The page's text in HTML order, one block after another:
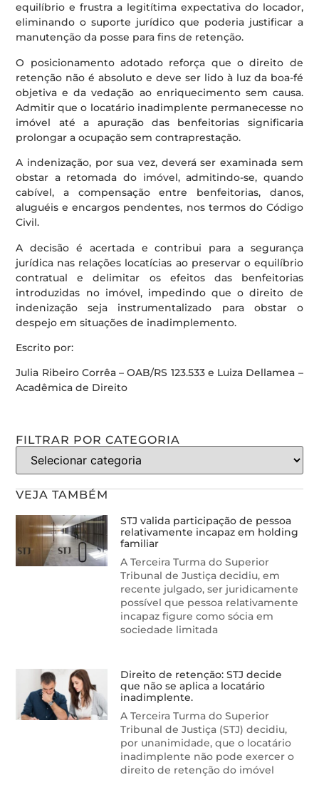
equilíbrio e frustra a legitítima expectativa do locador,
eliminando o suporte jurídico que poderia justificar a
manutenção da posse para fins de retenção.
O posicionamento adotado reforça que o direito de
retenção não é absoluto e deve ser lido à luz da boa-fé
objetiva e da vedação ao enriquecimento sem causa.
Admitir que o locatário inadimplente permanecesse no
imóvel até a apuração das benfeitorias significaria
prolongar a ocupação sem contraprestação.
A indenização, por sua vez, deverá ser examinada sem
obstar a retomada do imóvel, admitindo-se, quando
cabível, a compensação entre benfeitorias, danos,
aluguéis e encargos pendentes, nos termos do Código
Civil.
A decisão é acertada e contribui para a segurança
jurídica nas relações locatícias ao preservar o equilíbrio
contratual e delimitar os efeitos das benfeitorias
introduzidas no imóvel, impedindo que o direito de
indenização seja instrumentalizado para obstar o
despejo em situações de inadimplemento.
Escrito por:
Julia Ribeiro Corrêa – OAB/RS 123.533 e Luiza Dellamea –
Acadêmica de Direito
FILTRAR POR CATEGORIA
VEJA TAMBÉM
STJ valida participação de pessoa
relativamente incapaz em holding
familiar
A Terceira Turma do Superior
Tribunal de Justiça decidiu, em
recente julgado, ser juridicamente
possível que pessoa relativamente
incapaz figure como sócia em
sociedade limitada
Direito de retenção: STJ decide
que não se aplica a locatário
inadimplente.
A Terceira Turma do Superior
Tribunal de Justiça (STJ) decidiu,
por unanimidade, que o locatário
inadimplente não pode exercer o
direito de retenção do imóvel